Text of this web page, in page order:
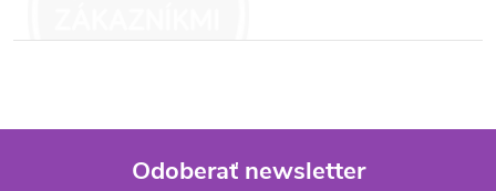
Odoberať newsletter